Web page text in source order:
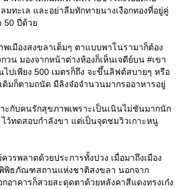
ทะเล และอย่าลืมทักทายนางเงือกทองที่อยู่คู่
50 ปีด้ว
เมืองสงขลาเต็มๆ ตาแบบพาโนรามาก็ต้อง
วน มองจากหน้าต่างห้องก็เห็นเจดีย์บน #เขา
ไปเพียง 500 เมตรก็ถึง จะขึ้นลิฟต์สบายๆ หรือ
มก็ตามถนัด มีลิงจ๋อจำนวนมากรออาหารอยู่
ะกับคนรักสุขภาพเพราะเป็นเนินไม่ชันมากนัก
ไว้ทดสอบกำลังขา แต่เป็นจุดชมวิวเกาะหนู
วรพลาดด้วยประการทั้งปวง เมื่อมาถึงเมือง
พิธภัณฑสถานแห่งชาติสงขลา นอกจาก
อาคารก็สวยสะดุดตาด้วยหลังคาสีแดงทรงเก๋ง